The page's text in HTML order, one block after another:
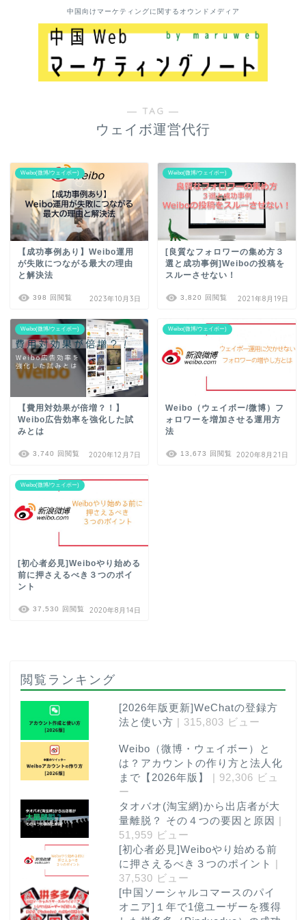
中国向けマーケティングに関するオウンドメディア
― TAG ―
ウェイボ運営代行
Weibo(微博/ウェイボー)
【成功事例あり】Weibo運用
が失敗につながる最大の理由
と解決法
398 回閲覧 2023年10月3日
Weibo(微博/ウェイボー)
[良質なフォロワーの集め方３
選と成功事例]Weiboの投稿を
スルーさせない！
3,820 回閲覧 2021年8月19日
Weibo(微博/ウェイボー)
【費用対効果が倍増？！】
Weibo広告効率を強化した試
みとは
3,740 回閲覧 2020年12月7日
Weibo(微博/ウェイボー)
Weibo（ウェイボー/微博）フ
ォロワーを増加させる運用方
法
13,673 回閲覧 2020年8月21日
Weibo(微博/ウェイボー)
[初心者必見]Weiboやり始める
前に押さえるべき３つのポイ
ント
37,530 回閲覧 2020年8月14日
閲覧ランキング
[2026年版更新]WeChatの登録方
法と使い方 | 315,803 ビュー
Weibo（微博・ウェイボー）と
は？アカウントの作り方と法人化
まで【2026年版】 | 92,306 ビュ
ー
タオバオ(淘宝網)から出店者が大
量離脱？ その４つの要因と原因 |
51,959 ビュー
[初心者必見]Weiboやり始める前
に押さえるべき３つのポイント |
37,530 ビュー
[中国ソーシャルコマースのパイ
オニア]１年で1億ユーザーを獲得